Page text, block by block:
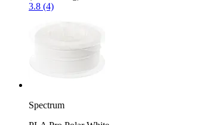
3.8 (4)
Spectrum